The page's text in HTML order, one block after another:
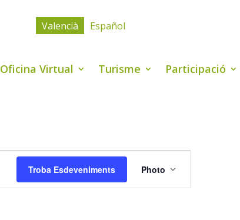
Valencià Español
Oficina Virtual Turisme Participació
Troba Esdeveniments
Navegació
de
Photo